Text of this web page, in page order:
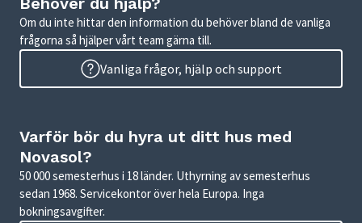
Om du inte hittar den information du behöver bland de vanliga
frågorna så hjälper vårt team gärna till.
Vanliga frågor, hjälp och support
Varför bör du hyra ut ditt hus med
Novasol?
50 000 semesterhus i 18 länder. Uthyrning av semesterhus
sedan 1968. Servicekontor över hela Europa. Inga
bokningsavgifter.